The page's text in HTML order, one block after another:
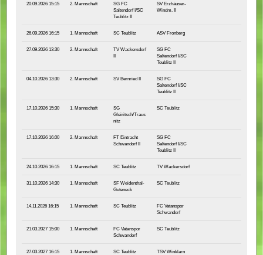
20.09.2026 15:15 2. Mannschaft
SG FC
Saltendorf I/SC
Teublitz II
SV Erzhäuser-
Windm. II
26.09.2026 16:15 1. Mannschaft SC Teublitz ASV Fronberg
27.09.2026 13:30 2. Mannschaft
TV Wackersdorf
SG FC
Saltendorf I/SC
Teublitz II
04.10.2026 13:30 2. Mannschaft SV Bernried II
SG FC
Saltendorf I/SC
Teublitz II
17.10.2026 15:30 1. Mannschaft
SG
Gleiritsch/Traus
nitz
SC Teublitz
17.10.2026 16:00 2. Mannschaft
FT Eintracht
Schwandorf II
SG FC
Saltendorf I/SC
Teublitz II
24.10.2026 16:15 1. Mannschaft SC Teublitz TV Wackersdorf
31.10.2026 14:30 1. Mannschaft
SF Weidenthal-
Guteneck
SC Teublitz
14.11.2026 16:15 1. Mannschaft SC Teublitz
FC Vatanspor
Schwandorf
21.03.2027 15:00 1. Mannschaft
FC Vatanspor
Schwandorf
SC Teublitz
27.03.2027 16:15 1. Mannschaft SC Teublitz TSV Winklarn